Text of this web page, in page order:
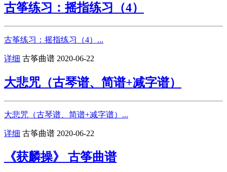
古筝练习：摇指练习（4）
古筝练习：摇指练习（4）...
详细 古筝曲谱 2020-06-22
大悲咒（古琴谱、简谱+减字谱）
大悲咒（古琴谱、简谱+减字谱）...
详细 古筝曲谱 2020-06-22
《获麟操》 古筝曲谱